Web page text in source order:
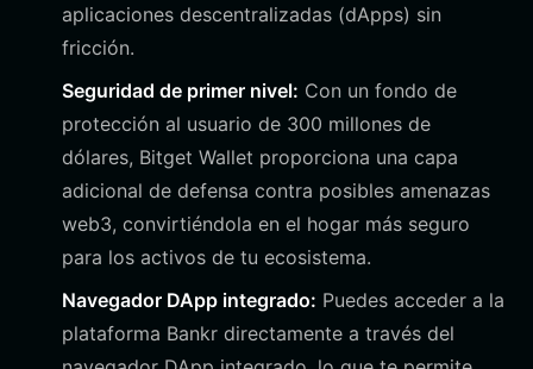
aplicaciones descentralizadas (dApps) sin
fricción.
Seguridad de primer nivel: Con un fondo de
protección al usuario de 300 millones de
dólares, Bitget Wallet proporciona una capa
adicional de defensa contra posibles amenazas
web3, convirtiéndola en el hogar más seguro
para los activos de tu ecosistema.
Navegador DApp integrado: Puedes acceder a la
plataforma Bankr directamente a través del